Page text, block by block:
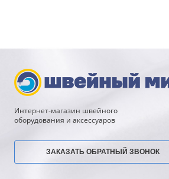
Интернет-магазин швейного
оборудования и аксессуаров
ЗАКАЗАТЬ ОБРАТНЫЙ ЗВОНОК